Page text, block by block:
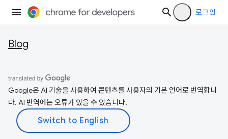
로그인
Blog
Google은 AI 기술을 사용하여 콘텐츠를 사용자의 기본 언어로 번역합니
다. AI 번역에는 오류가 있을 수 있습니다.